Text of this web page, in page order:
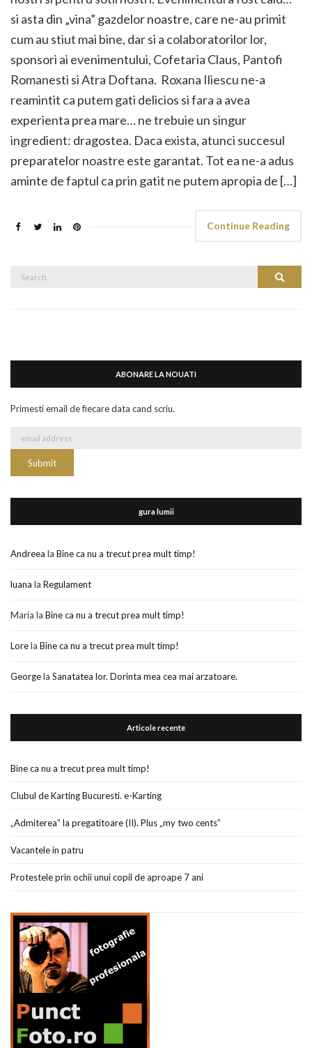
si asta din „vina” gazdelor noastre, care ne-au primit
cum au stiut mai bine, dar si a colaboratorilor lor,
sponsori ai evenimentului, Cofetaria Claus, Pantofi
Romanesti si Atra Doftana. Roxana Iliescu ne-a
reamintit ca putem gati delicios si fara a avea
experienta prea mare… ne trebuie un singur
ingredient: dragostea. Daca exista, atunci succesul
preparatelor noastre este garantat. Tot ea ne-a adus
aminte de faptul ca prin gatit ne putem apropia de […]
Continue Reading
Search
ABONARE LA NOUATI
Primesti email de fiecare data cand scriu.
gura lumii
Andreea la Bine ca nu a trecut prea mult timp!
luana la Regulament
Maria la Bine ca nu a trecut prea mult timp!
Lorela Bine ca nu a trecut prea mult timp!
Georgela Sanatatea lor. Dorinta mea cea mai arzatoare.
Articole recente
Bine ca nu a trecut prea mult timp!
Clubul de Karting Bucuresti. e-Karting
„Admiterea” la pregatitoare (II). Plus „my two cents”
Vacantele in patru
Protestele prin ochii unui copil de aproape 7 ani